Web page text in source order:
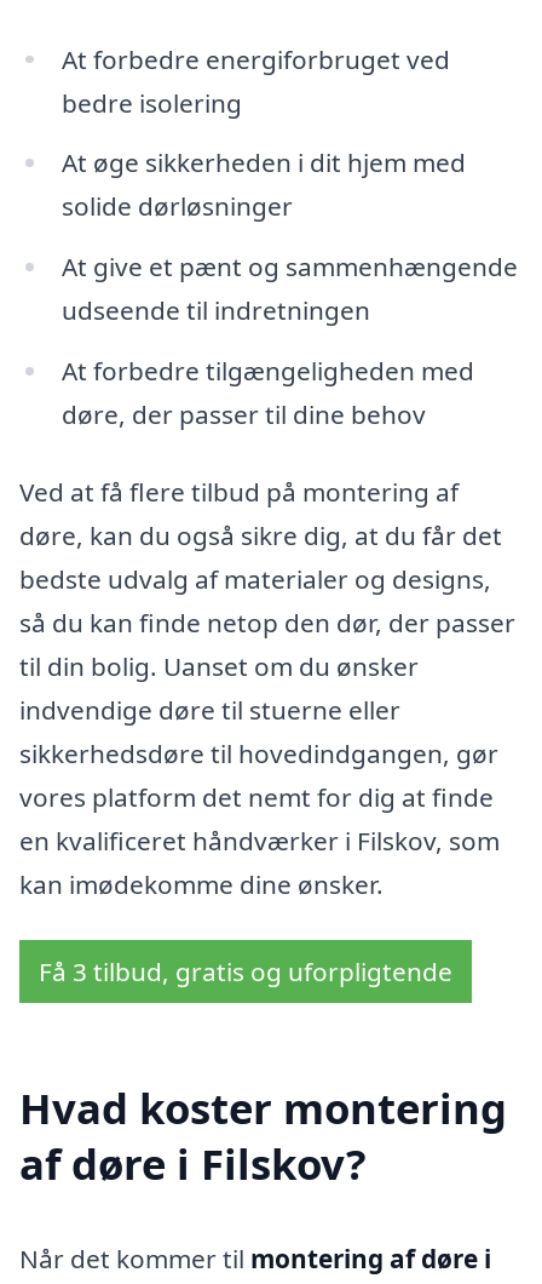
At forbedre energiforbruget ved
bedre isolering
At øge sikkerheden i dit hjem med
solide dørløsninger
At give et pænt og sammenhængende
udseende til indretningen
At forbedre tilgængeligheden med
døre, der passer til dine behov
Ved at få flere tilbud på montering af
døre, kan du også sikre dig, at du får det
bedste udvalg af materialer og designs,
så du kan finde netop den dør, der passer
til din bolig. Uanset om du ønsker
indvendige døre til stuerne eller
sikkerhedsdøre til hovedindgangen, gør
vores platform det nemt for dig at finde
en kvalificeret håndværker i Filskov, som
kan imødekomme dine ønsker.
Få 3 tilbud, gratis og uforpligtende
Hvad koster montering
af døre i Filskov?
Når det kommer til montering af døre i